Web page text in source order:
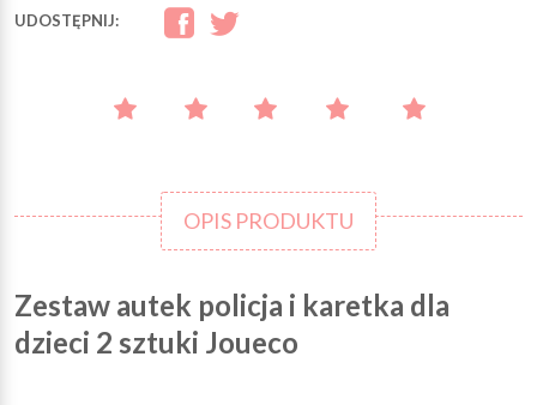
UDOSTĘPNIJ:
OPIS PRODUKTU
Zestaw autek policja i karetka dla
dzieci 2 sztuki Joueco